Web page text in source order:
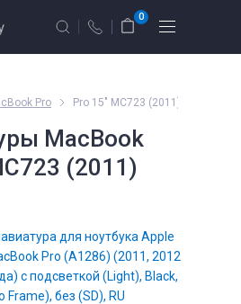
Санкт-Петербург
ул. Ткацкая, 5с3 (м.
от ст.м. “Семеновская”
Обратный звонок
0
модель или серию
Pro Pro 15" MC723 (2011)
MacBook
(2011)
для ноутбука Apple
Pro (A1286) (2011, 2012
с подсветкой (Light), Black,
Frame), без (SD), RU